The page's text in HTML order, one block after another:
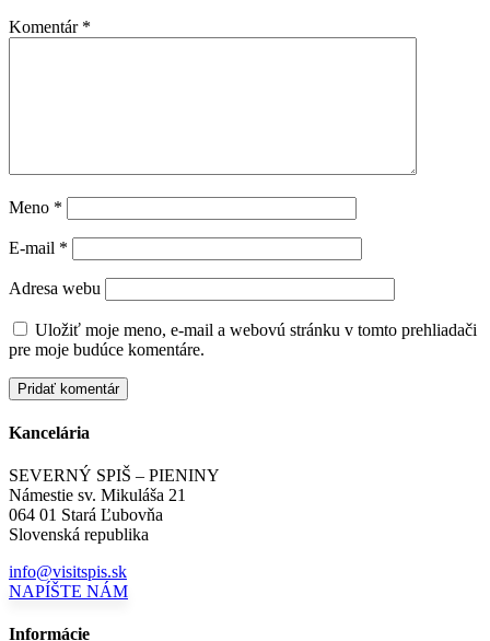
Komentár *
Meno *
E-mail *
Adresa webu
Uložiť moje meno, e-mail a webovú stránku v tomto prehliadači
pre moje budúce komentáre.
Kancelária
SEVERNÝ SPIŠ – PIENINY
Námestie sv. Mikuláša 21
064 01 Stará Ľubovňa
Slovenská republika
info@visitspis.sk
NAPÍŠTE NÁM
Informácie